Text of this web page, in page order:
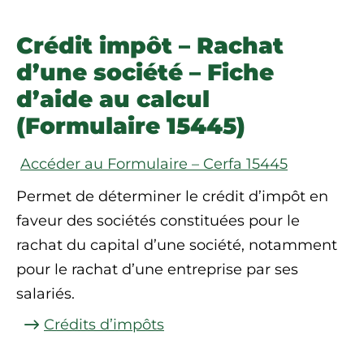
Crédit impôt – Rachat
d’une société – Fiche
d’aide au calcul
(Formulaire 15445)
Accéder au Formulaire – Cerfa 15445
Permet de déterminer le crédit d’impôt en
faveur des sociétés constituées pour le
rachat du capital d’une société, notamment
pour le rachat d’une entreprise par ses
salariés.
Crédits d’impôts